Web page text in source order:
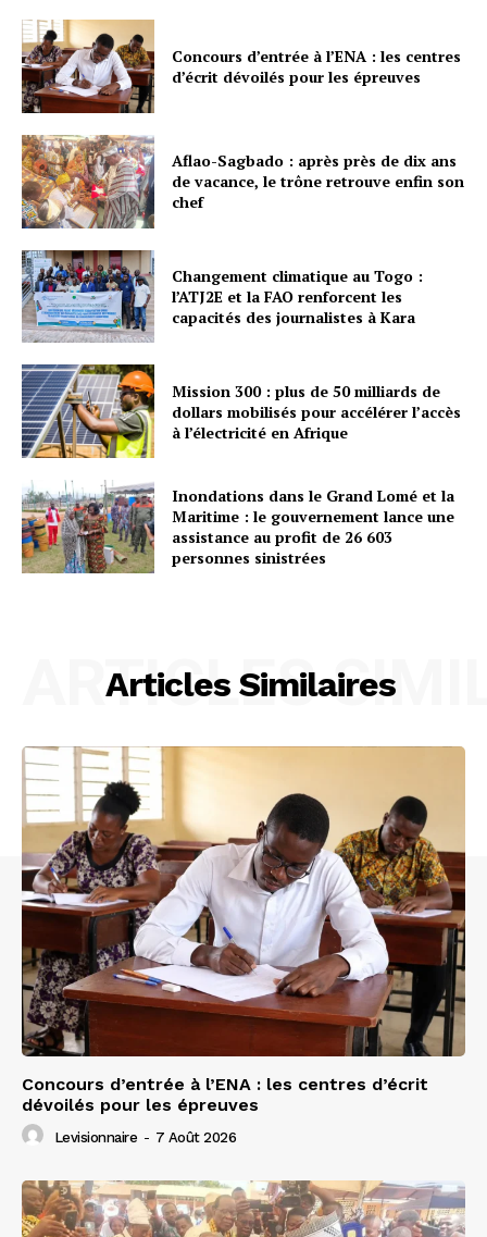
Concours d’entrée à l’ENA : les centres
d’écrit dévoilés pour les épreuves
Aflao-Sagbado : après près de dix ans
de vacance, le trône retrouve enfin son
chef
Changement climatique au Togo :
l’ATJ2E et la FAO renforcent les
capacités des journalistes à Kara
Mission 300 : plus de 50 milliards de
dollars mobilisés pour accélérer l’accès
à l’électricité en Afrique
Inondations dans le Grand Lomé et la
Maritime : le gouvernement lance une
assistance au profit de 26 603
personnes sinistrées
Articles Similaires
ARTICLES
Concours d’entrée à l’ENA : les centres d’écrit
dévoilés pour les épreuves
Levisionnaire - 7 Août 2026